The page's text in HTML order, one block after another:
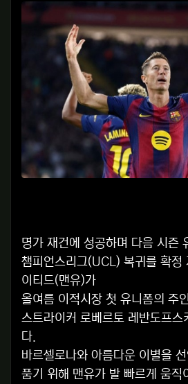
본문
명가 재건에 성공하며 다음 시즌
챔피언스리그(UCL) 복귀를 확정
이티드(맨유)가
올여름 이적시장 첫 유니폼의 주
스트라이커 로베르토 레반도프
다.
바르셀로나와 아름다운 이별을
품기 위해 맨유가 발 빠르게 움직